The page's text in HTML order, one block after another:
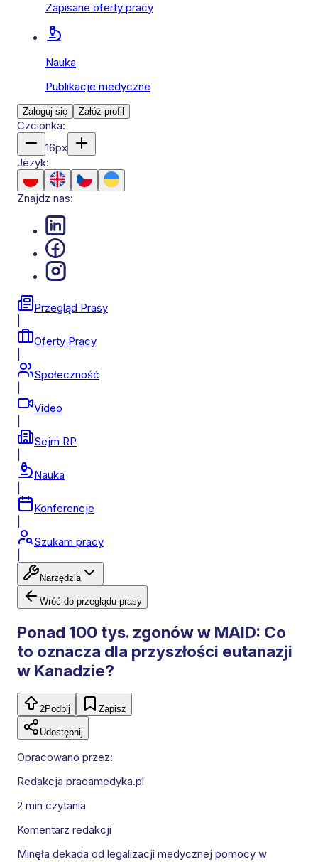
Zapisane oferty pracy
Nauka
Publikacje medyczne
Zaloguj się Załóż profil
Czcionka:
16px
Jezyk:
Znajdz nas:
Przegląd Prasy
Oferty Pracy
Społeczność
Video
Sejm RP
Nauka
Konferencje
Szukam pracy
Narzędzia
Wróć do przeglądu prasy
Ponad 100 tys. zgonów w MAID: Co
to oznacza dla przyszłości eutanazji
w Kanadzie?
2Podbij Zapisz
Udostępnij
Opracowano przez:
Redakcja pracamedyka.pl
2 min czytania
Komentarz redakcji
Minęła dekada od legalizacji medycznej pomocy w